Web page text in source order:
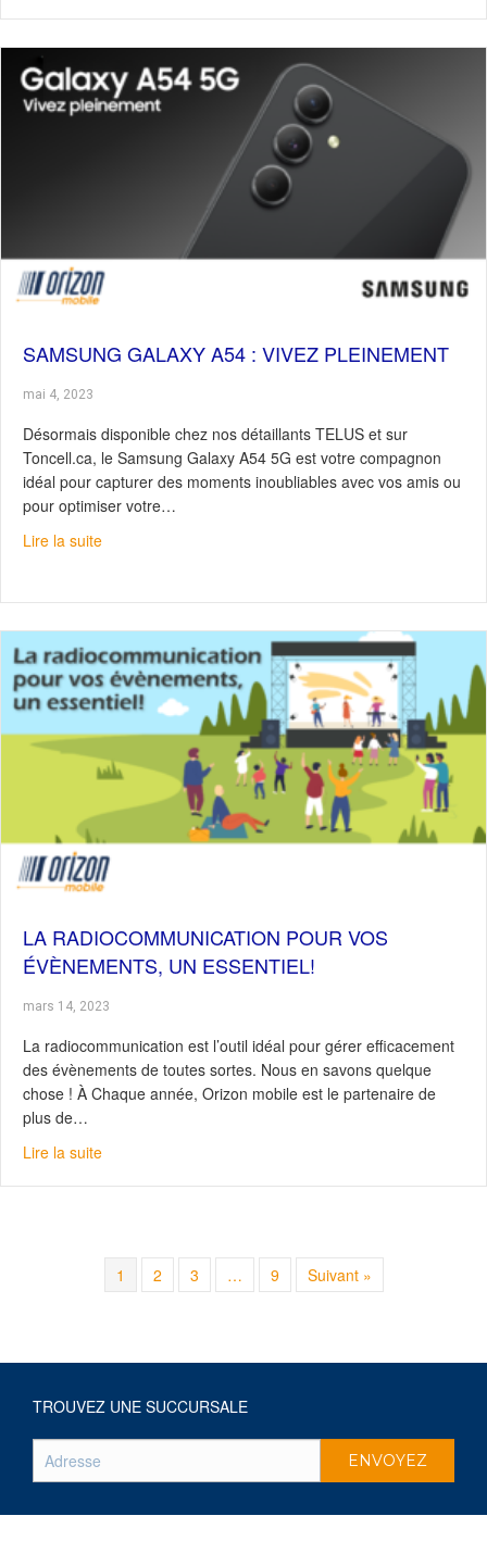
SAMSUNG GALAXY A54 : VIVEZ PLEINEMENT
mai 4, 2023
Désormais disponible chez nos détaillants TELUS et sur
Toncell.ca, le Samsung Galaxy A54 5G est votre compagnon
idéal pour capturer des moments inoubliables avec vos amis ou
pour optimiser votre…
Lire la suiteabout Samsung Galaxy A54 : Vivez pleinement
LA RADIOCOMMUNICATION POUR VOS
ÉVÈNEMENTS, UN ESSENTIEL!
mars 14, 2023
La radiocommunication est l’outil idéal pour gérer efficacement
des évènements de toutes sortes. Nous en savons quelque
chose ! À Chaque année, Orizon mobile est le partenaire de
plus de…
Lire la suiteabout La radiocommunication pour vos évènements,
1 2 3 … 9 Suivant »
TROUVEZ UNE SUCCURSALE